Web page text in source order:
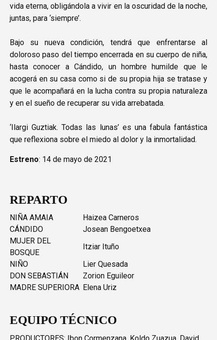
vida eterna, obligándola a vivir en la oscuridad de la noche,
juntas, para ‘siempre’.
Bajo su nueva condición, tendrá que enfrentarse al
doloroso paso del tiempo encerrada en su cuerpo de niña,
hasta conocer a Cándido, un hombre humilde que le
acogerá en su casa como si de su propia hija se tratase y
que le acompañará en la lucha contra su propia naturaleza
y en el sueño de recuperar su vida arrebatada.
‘Ilargi Guztiak. Todas las lunas’ es una fabula fantástica
que reflexiona sobre el miedo al dolor y la inmortalidad.
Estreno: 14 de mayo de 2021
REPARTO
NIÑA AMAIA
Haizea Carneros
CÁNDIDO
Josean Bengoetxea
MUJER DEL
BOSQUE
Itziar Ituño
NIÑO
Lier Quesada
DON SEBASTIÁN
Zorion Eguileor
MADRE SUPERIORA Elena Uriz
EQUIPO TÉCNICO
PRODUCTORES: Ibon Cormenzana, Koldo Zuazua, David